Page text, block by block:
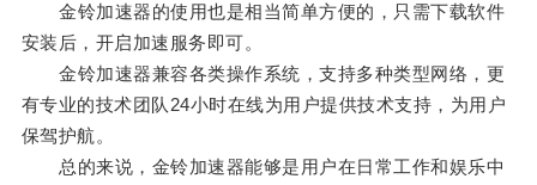
金铃加速器的使用也是相当简单方便的，只需下载软件
安装后，开启加速服务即可。
金铃加速器兼容各类操作系统，支持多种类型网络，更
有专业的技术团队24小时在线为用户提供技术支持，为用户
保驾护航。
总的来说，金铃加速器能够是用户在日常工作和娱乐中